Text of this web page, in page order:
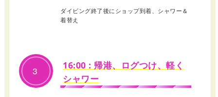
ダイビング終了後にショップ到着、シャワー＆
着替え
3
16:00 : 帰港、ログつけ、軽く
シャワー